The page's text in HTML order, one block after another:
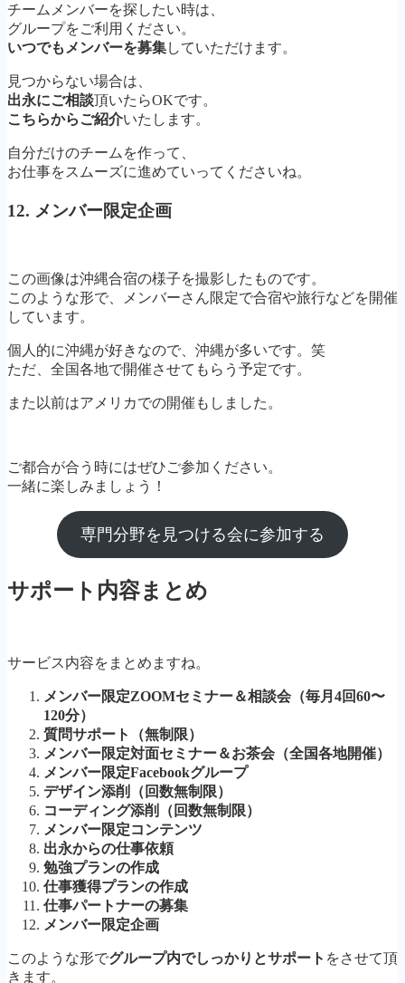
チームメンバーを探したい時は、
グループをご利用ください。
いつでもメンバーを募集していただけます。
見つからない場合は、
出永にご相談頂いたらOKです。
こちらからご紹介いたします。
自分だけのチームを作って、
お仕事をスムーズに進めていってくださいね。
12. メンバー限定企画
この画像は沖縄合宿の様子を撮影したものです。
このような形で、メンバーさん限定で合宿や旅行などを開催
しています。
個人的に沖縄が好きなので、沖縄が多いです。笑
ただ、全国各地で開催させてもらう予定です。
また以前はアメリカでの開催もしました。
ご都合が合う時にはぜひご参加ください。
一緒に楽しみましょう！
専門分野を見つける会に参加する
サポート内容まとめ
サービス内容をまとめますね。
メンバー限定ZOOMセミナー＆相談会（毎月4回60〜
120分）
質問サポート（無制限）
メンバー限定対面セミナー＆お茶会（全国各地開催）
メンバー限定Facebookグループ
デザイン添削（回数無制限）
コーディング添削（回数無制限）
メンバー限定コンテンツ
出永からの仕事依頼
勉強プランの作成
仕事獲得プランの作成
仕事パートナーの募集
メンバー限定企画
このような形でグループ内でしっかりとサポート をさせて頂
きます。